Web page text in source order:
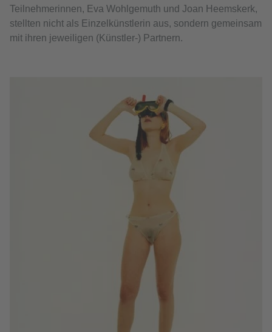
Teilnehmerinnen, Eva Wohlgemuth und Joan Heemskerk,
stellten nicht als Einzelkünstlerin aus, sondern gemeinsam
mit ihren jeweiligen (Künstler-) Partnern.